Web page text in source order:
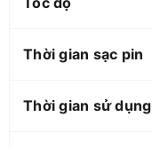
Thời gian sạc pin
Thời gian sử dụng